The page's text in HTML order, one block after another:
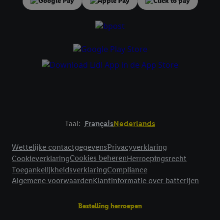
Taal: FrançaisNederlands
Wettelijke contactgegevensPrivacyverklaring
CookieverklaringCookies beherenHerroepingsrecht
ToegankelijkheidsverklaringCompliance
Algemene voorwaardenKlantinformatie over batterijen
Bestelling herroepen